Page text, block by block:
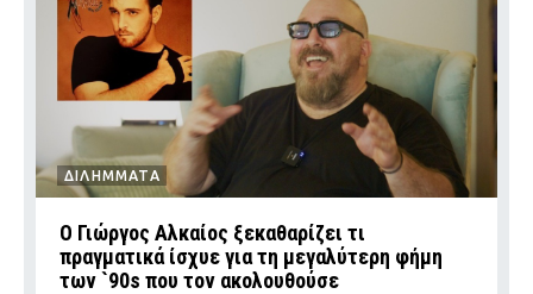
ΔΙΛΗΜΜΑΤΑ
Ο Γιώργος Αλκαίος ξεκαθαρίζει τι
πραγματικά ίσχυε για τη μεγαλύτερη φήμη
των `90s που τον ακολουθούσε